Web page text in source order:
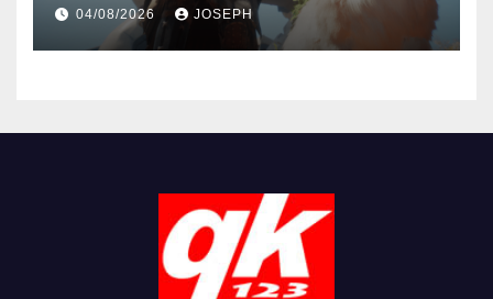
04/08/2026 JOSEPH